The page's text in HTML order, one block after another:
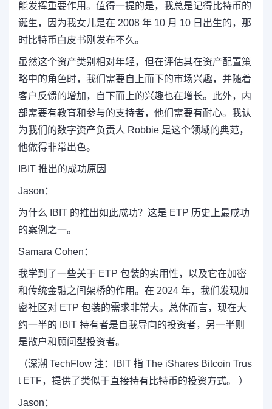
能发挥重要作用。值得一提的是，我总是记得比特币的
诞生，因为我女儿是在 2008 年 10 月 10 日出生的，那
时比特币白皮书刚发布不久。
虽然这个资产类别相对年轻，但在评估其在资产配置策
略中的角色时，我们需要自上而下的市场兴趣，并随着
客户反馈的增加，自下而上的兴趣也在增长。此外，内
部需要有教育和参与的支持者，他们需要有耐心。我认
为我们的数字资产负责人 Robbie 是这个领域的典范，
他做得非常出色。
IBIT 推出的成功原因
Jason：
为什么 IBIT 的推出如此成功？这是 ETP 历史上最成功
的案例之一。
Samara Cohen：
我学到了一些关于 ETP 包装的实用性，以及它在加密
和传统金融之间架桥的作用。在 2024 年，我们发现加
密社区对 ETP 包装的需求非常大。总体而言，现在大
约一半的 IBIT 持有者是自我导向的投资者，另一半则
是散户和顾问型投资者。
（深潮 TechFlow 注：IBIT 指 The iShares Bitcoin Trus
t ETF，提供了类似于直接持有比特币的投资方式。 ）
Jason：